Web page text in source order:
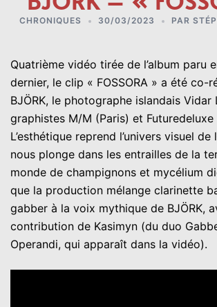
CHRONIQUES 30/03/2023 PAR
Quatrième vidéo tirée de l’album paru
dernier, le clip « FOSSORA » a été co-
BJÖRK, le photographe islandais Vidar
graphistes M/M (Paris) et Futuredeluxe
L’esthétique reprend l’univers visuel
nous plonge dans les entrailles de la
monde de champignons et mycélium
que la production mélange clarinette
gabber à la voix mythique de BJÖRK,
contribution de Kasimyn (du duo
Operandi, qui apparaît dans la vidéo).